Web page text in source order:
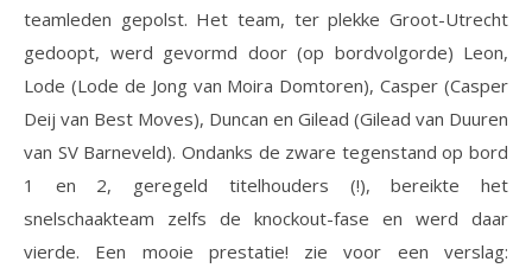
teamleden gepolst. Het team, ter plekke Groot-Utrecht
gedoopt, werd gevormd door (op bordvolgorde) Leon,
Lode (Lode de Jong van Moira Domtoren), Casper (Casper
Deij van Best Moves), Duncan en Gilead (Gilead van Duuren
van SV Barneveld). Ondanks de zware tegenstand op bord
1 en 2, geregeld titelhouders (!), bereikte het
snelschaakteam zelfs de knockout-fase en werd daar
vierde. Een mooie prestatie! zie voor een verslag: